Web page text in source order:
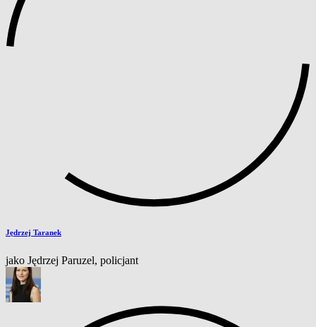
Jędrzej Taranek
jako Jędrzej Paruzel, policjant